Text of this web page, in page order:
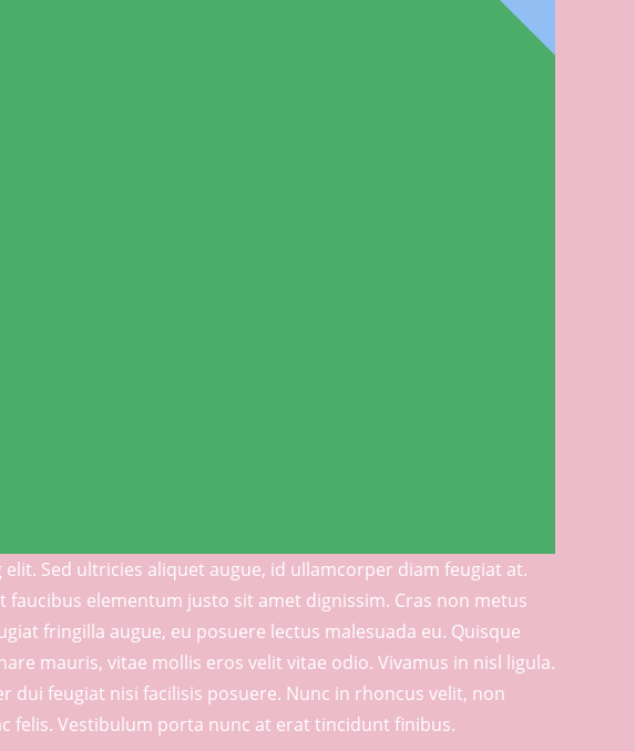
Sed ultricies aliquet augue, id ullamcorper diam feugiat at.
elementum justo sit amet dignissim. Cras non metus
fringilla augue, eu posuere lectus malesuada eu. Quisque
mauris, vitae mollis eros velit vitae odio. Vivamus in nisl ligula.
dui feugiat nisi facilisis posuere. Nunc in rhoncus velit, non
felis. Vestibulum porta nunc at erat tincidunt finibus.